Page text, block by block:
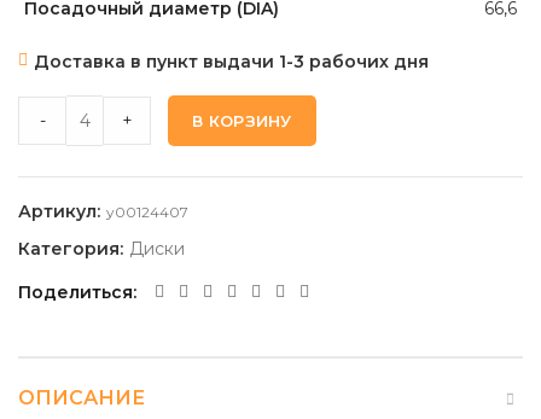
Посадочный диаметр (DIA)
66,6
Доставка в пункт выдачи 1-3 рабочих дня
- + В КОРЗИНУ
Артикул: y00124407
Категория: Диски
Поделиться
ОПИСАНИЕ